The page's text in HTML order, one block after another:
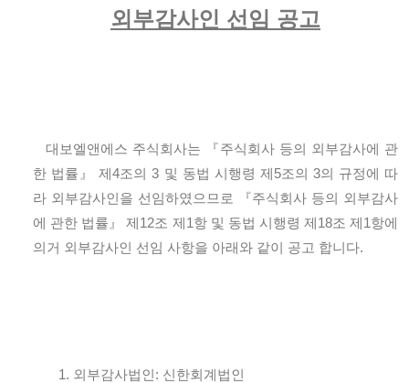
외부감사인 선임 공고
대보엘앤에스 주식회사는 『주식회사 등의 외부감사에 관
한 법률 』 제4조의3 및 동법 시행령 제5조의 3의 규정에 따
라 외부감사인을 선임하였으므로
『주식회사 등의 외부감사
에 관한 법률 』 제12조 제1항 및 동법 시행령 제18조 제1항에
의거 외부감사인 선임 사항을 아래와 같이 공고 합니다.
1. 외부감사법인: 신한회계법인